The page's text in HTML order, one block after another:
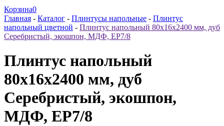
Корзина0
Главная - Каталог - Плинтусы напольные - Плинтус
напольный цветной - Плинтус напольный 80x16x2400 мм, дуб
Серебристый, экошпон, МДФ, ЕР7/8
Плинтус напольный
80x16x2400 мм, дуб
Серебристый, экошпон,
МДФ, ЕР7/8